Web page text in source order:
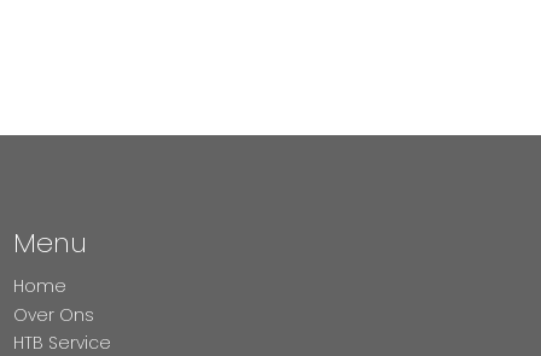
Menu
Home
Over Ons
HTB Service